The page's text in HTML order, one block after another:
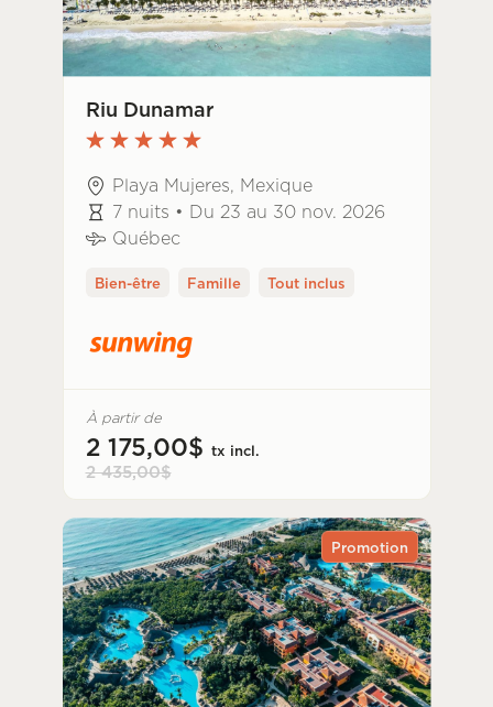
Riu Dunamar
Playa Mujeres, Mexique
7 nuits • Du 23 au 30 nov. 2026
Québec
Bien-être Famille Tout inclus
À partir de
2 175,00$ tx incl.
2 435,00$
Promotion